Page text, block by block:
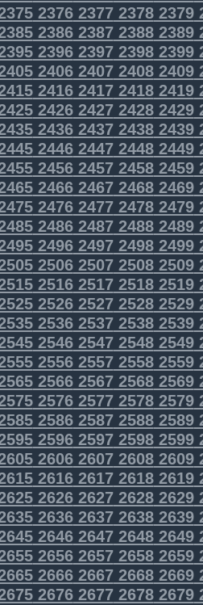
2376237723782379
2386238723882389
2396239723982399
2406240724082409
2416241724182419
2426242724282429
2436243724382439
2446244724482449
2456245724582459
2466246724682469
2476247724782479
2486248724882489
2496249724982499
2506250725082509
2516251725182519
2526252725282529
2536253725382539
2546254725482549
2556255725582559
2566256725682569
2576257725782579
2586258725882589
2596259725982599
2606260726082609
2616261726182619
2626262726282629
2636263726382639
2646264726482649
2656265726582659
2666266726682669
2676267726782679